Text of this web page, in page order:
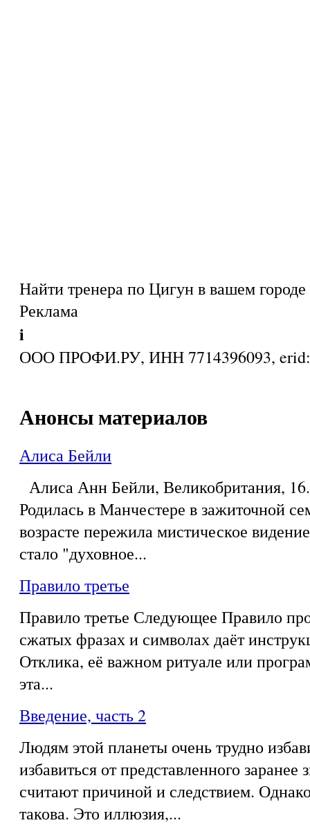
Найти тренера по Цигун в вашем городе
Реклама
i
ООО ПРОФИ.РУ, ИНН 7714396093,
Анонсы материалов
Алиса Бейли
Алиса Анн Бейли, Великобритания,
Родилась в Манчестере в зажиточной
возрасте пережила мистическое
стало "духовное...
Правило третье
Правило третье Следующее Правило
сжатых фразах и символах даёт
Отклика, её важном ритуале или
эта...
Введение, часть 2
Людям этой планеты очень трудно
избавиться от представленного заранее
считают причиной и следствием.
такова. Это иллюзия,...